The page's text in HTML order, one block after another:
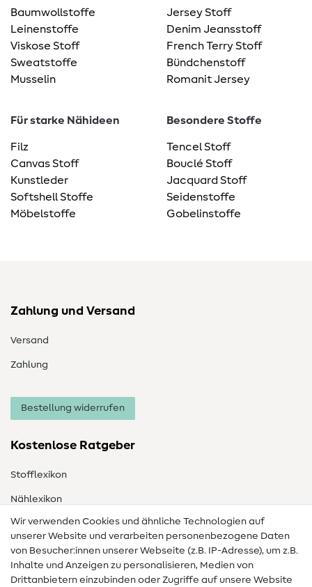
Baumwollstoffe
Leinenstoffe
Viskose Stoff
Sweatstoffe
Musselin
Jersey Stoff
Denim Jeansstoff
French Terry Stoff
Bündchenstoff
Romanit Jersey
Für starke Nähideen
Filz
Canvas Stoff
Kunstleder
Softshell Stoffe
Möbelstoffe
Besondere Stoffe
Tencel Stoff
Bouclé Stoff
Jacquard Stoff
Seidenstoffe
Gobelinstoffe
Zahlung und Versand
Versand
Zahlung
Bestellung widerrufen
Kostenlose Ratgeber
Stofflexikon
Nählexikon
Nähanleitungen
Hilfe & Kontakt
Kontakt
Wir verwenden Cookies und ähnliche Technologien auf
unserer Website und verarbeiten personenbezogene Daten
von Besucher:innen unserer Webseite (z.B. IP-Adresse), um z.B.
Inhalte und Anzeigen zu personalisieren, Medien von
Drittanbietern einzubinden oder Zugriffe auf unsere Website